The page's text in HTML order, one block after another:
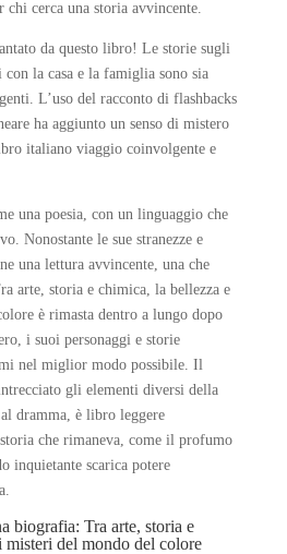
cerca una storia avvincente.
da questo libro! Le storie sugli
la casa e la famiglia sono sia
L’uso del racconto di flashbacks
ha aggiunto un senso di mistero
italiano viaggio coinvolgente e
una poesia, con un linguaggio che
Nonostante le sue stranezze e
una lettura avvincente, una che
arte, storia e chimica, la bellezza e
è rimasta dentro a lungo dopo
i suoi personaggi e storie
nel miglior modo possibile. Il
gli elementi diversi della
dramma, è libro leggere
che rimaneva, come il profumo
inquietante scarica potere
biografia: Tra arte, storia e
misteri del mondo del colore